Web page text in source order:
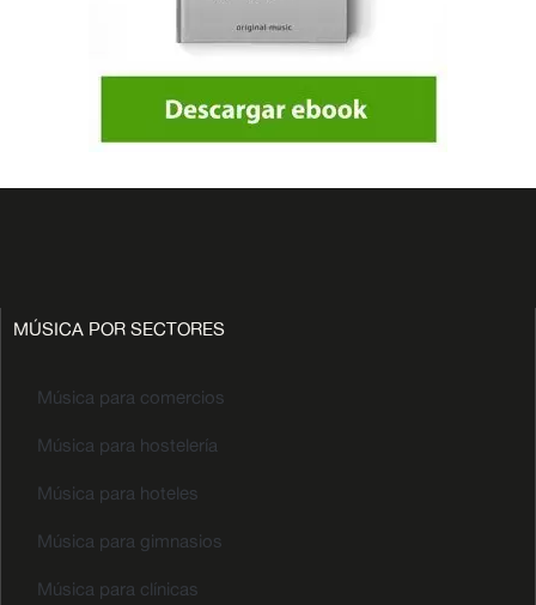
MÚSICA POR SECTORES
Música para comercios
Música para hostelería
Música para hoteles
Música para gimnasios
Música para clínicas